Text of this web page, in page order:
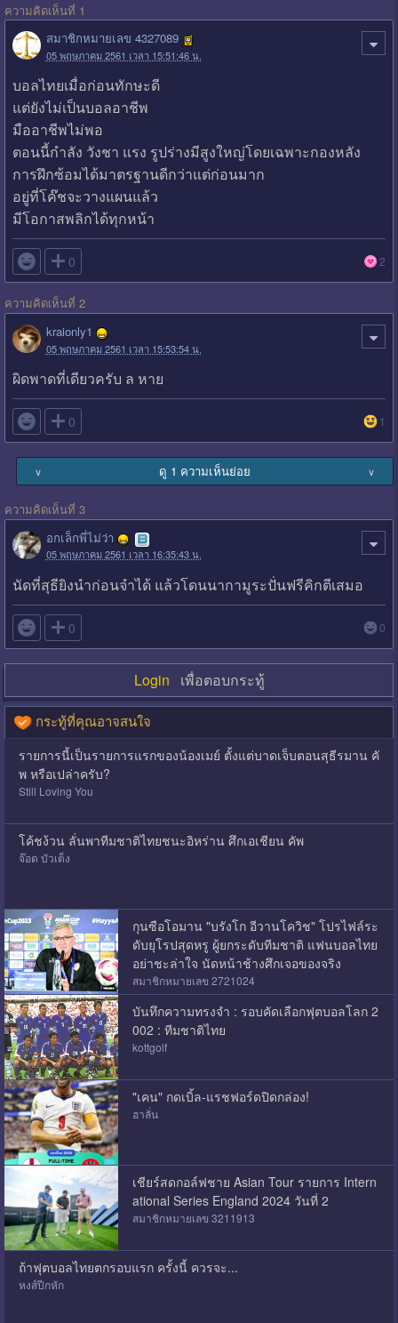
ความคิดเห็นที่ 1
สมาชิกหมายเลข 4327089
05 พฤษภาคม 2561 เวลา 15:51:46 น.
บอลไทยเมื่อก่อนทักษะดี
แต่ยังไม่เป็นบอลอาชีพ
มืออาชีพไม่พอ
ตอนนี้กำลัง วังชา แรง รูปร่างมีสูงใหญ่โดยเฉพาะกองหลัง
การฝึกซ้อมได้มาตรฐานดีกว่าแต่ก่อนมาก
อยู่ที่โค๊ชจะวางแผนแล้ว
มีโอกาสพลิกได้ทุกหน้า
 0 2
ความคิดเห็นที่ 2
kraionly1
05 พฤษภาคม 2561 เวลา 15:53:54 น.
ผิดพาดที่เดียวครับ ล หาย
 0 1
∨ ดู 1 ความเห็นย่อย ∨
ความคิดเห็นที่ 3
อกเล็กพี่ไม่ว่า
05 พฤษภาคม 2561 เวลา 16:35:43 น.
นัดที่สุธียิงนำก่อนจำได้ แล้วโดนนากามูระปั่นฟรีคิกตีเสมอ
 0 0
Login เพื่อตอบกระทู้
กระทู้ที่คุณอาจสนใจ
รายการนี้เป็นรายการแรกของน้องเมย์ ตั้งแต่บาดเจ็บตอนสุธีรมาน คั
พ หรือเปล่าครับ?
Still Loving You
โค้ชง้วน ลั่นพาทีมชาติไทยชนะอิหร่าน ศึกเอเชียน คัพ
จ๊อด บัวเต็ง
กุนซือโอมาน "บรังโก อีวานโควิช" โปรไฟล์ระ
ดับยุโรปสุดหรู ผู้ยกระดับทีมชาติ แฟนบอลไทย
อย่าชะล่าใจ นัดหน้าช้างศึกเจอของจริง
สมาชิกหมายเลข 2721024
บันทึกความทรงจำ : รอบคัดเลือกฟุตบอลโลก 2
002 : ทีมชาติไทย
kottgolf
"เคน" กดเบิ้ล-แรชฟอร์ดปิดกล่อง!
ฮาลั่น
เชียร์สดกอล์ฟชาย Asian Tour รายการ Intern
ational Series England 2024 วันที่ 2
สมาชิกหมายเลข 3211913
ถ้าฟุตบอลไทยตกรอบแรก ครั้งนี้ ควรจะ...
หงส์ปีกหัก